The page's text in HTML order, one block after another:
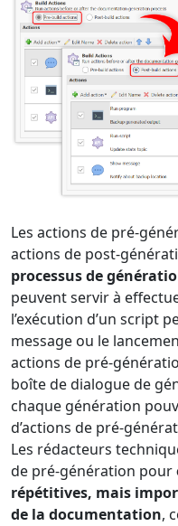
Les actions de pré-
actions de post-
processus de
peuvent servir à
l’exécution d’un script
message ou le
actions de pré-
boîte de dialogue de
chaque génération
d’actions de pré-
Les rédacteurs
de pré-génération pour
répétitives, mais
de la documentation,